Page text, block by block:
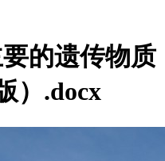
的遗传物质
）.docx